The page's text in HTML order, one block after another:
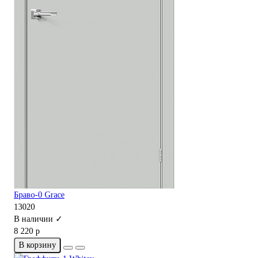
Браво-0 Grace
13020
В наличии ✓
8 220 р
В корзину